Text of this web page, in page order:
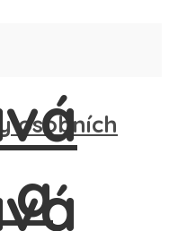
osobních